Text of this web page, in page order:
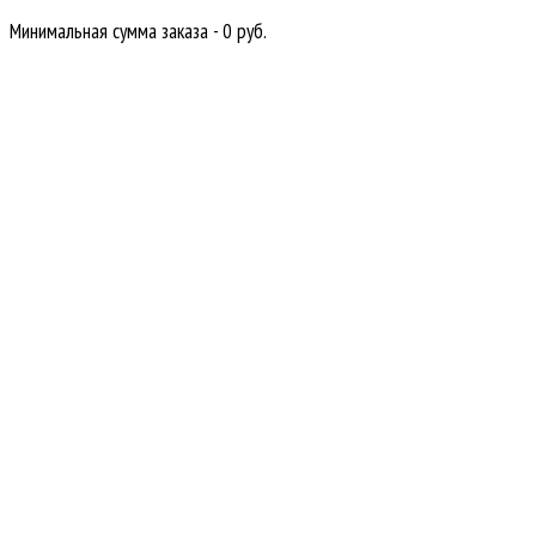
Минимальная сумма заказа - 0 руб.